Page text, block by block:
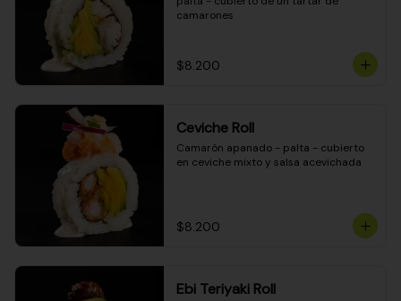
camarones
$8.200
Ceviche Roll
Camarón apanado - palta - cubierto
en ceviche mixto y salsa acevichada
$8.200
Ebi Teriyaki Roll